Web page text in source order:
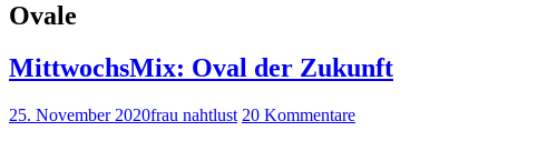
Ovale
MittwochsMix: Oval der Zukunft
25. November 2020frau nahtlust 20 Kommentare